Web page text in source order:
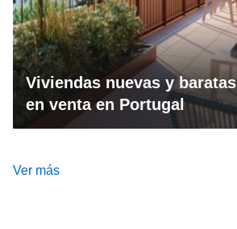
Viviendas nuevas y baratas
en venta en Portugal
Ver más